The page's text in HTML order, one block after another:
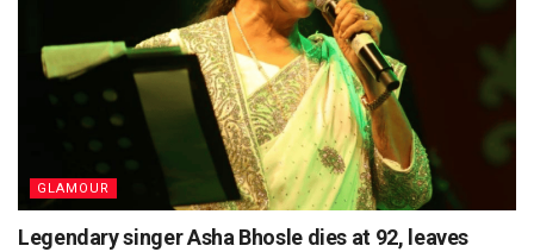
GLAMOUR
Legendary singer Asha Bhosle dies at 92, leaves